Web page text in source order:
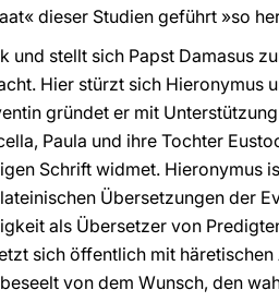
dieser Studien geführt »so
stellt sich Papst Damasus
Hier stürzt sich Hieronymus
gründet er mit
Paula und ihre Tochter
Schrift widmet. Hieronymus
Übersetzungen der
als Übersetzer von
sich öffentlich mit
von dem Wunsch, den